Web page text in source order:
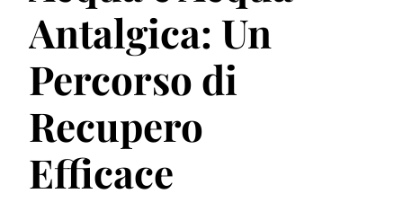
Antalgica: Un
Percorso di
Recupero
Efficace